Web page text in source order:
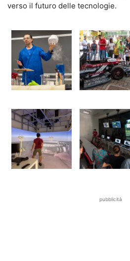
verso il futuro delle tecnologie.
pubblicità